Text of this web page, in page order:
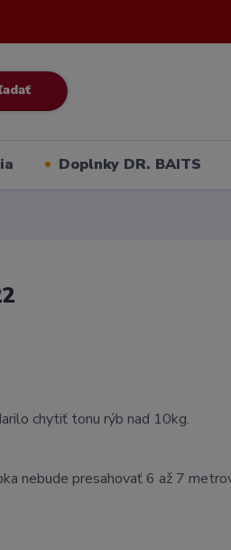
Doplnky DR. BAITS
chytiť tonu rýb nad 10kg.
nebude presahovať 6 až 7